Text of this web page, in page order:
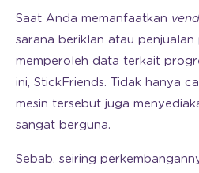
Saat Anda memanfaatkan
sarana beriklan atau
memperoleh data terkait
ini, StickFriends. Tidak hanya
mesin tersebut juga
sangat berguna.
Sebab, seiring